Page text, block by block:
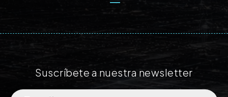
Suscríbete a nuestra newsletter